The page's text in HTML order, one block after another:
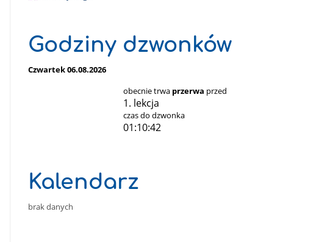
Godziny dzwonków
Czwartek 06.08.2026
obecnie trwa przerwa przed
1. lekcja
czas do dzwonka
01:10:40
Kalendarz
brak danych